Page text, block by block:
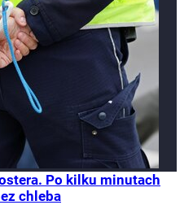
Po kilku minutach
chleba